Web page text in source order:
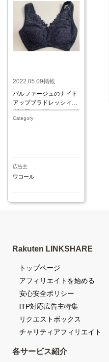
2022.05.09掲載
パルファージュのナイト
アップブラドレッシィの
ガチ口コミ!ワコールでは
1番おススメ！
Category
広告主
ワコール
Rakuten LINKSHARE
トップページ
アフィリエイトを始める
安心安全ポリシー
ITP対応広告主特集
リクエストボックス
チャリティアフィリエイト
各サービス紹介